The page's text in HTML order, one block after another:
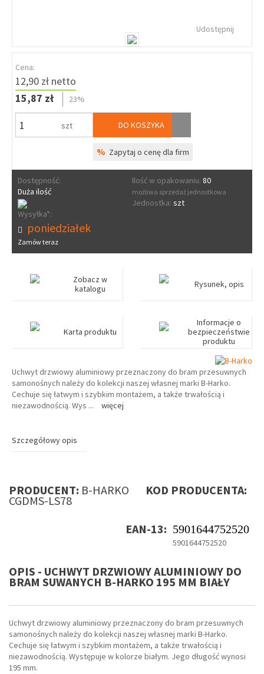
Udostępnij
Cena:
12,90 zł netto
15,87 zł
23%
szt DO KOSZYKA
% Zapytaj o cenę dla firm
Dostępność:
Duża ilość
Ilość w opakowaniu: 80
możliwa sprzedaż jednostkowa
Jednostka: szt
Wysyłka*:
poniedziałek
Zamów teraz
Zobacz w
katalogu
Rysunek, opis
Karta produktu
Informacje o
bezpieczeństwie
produktu
Uchwyt drzwiowy aluminiowy przeznaczony do bram przesuwnych
samonośnych należy do kolekcji naszej własnej marki B-Harko.
Cechuje się łatwym i szybkim montażem, a także trwałością i
niezawodnością. Wys ... więcej
Szczegółowy opis
PRODUCENT: B-HARKO KOD PRODUCENTA:
CGDMS-LS78
EAN-13: 5901644752520
5901644752520
OPIS - UCHWYT DRZWIOWY ALUMINIOWY DO
BRAM SUWANYCH B-HARKO 195 MM BIAŁY
Uchwyt drzwiowy aluminiowy przeznaczony do bram przesuwnych
samonośnych należy do kolekcji naszej własnej marki B-Harko.
Cechuje się łatwym i szybkim montażem, a także trwałością i
niezawodnością. Występuje w kolorze białym. Jego długość wynosi
195 mm.